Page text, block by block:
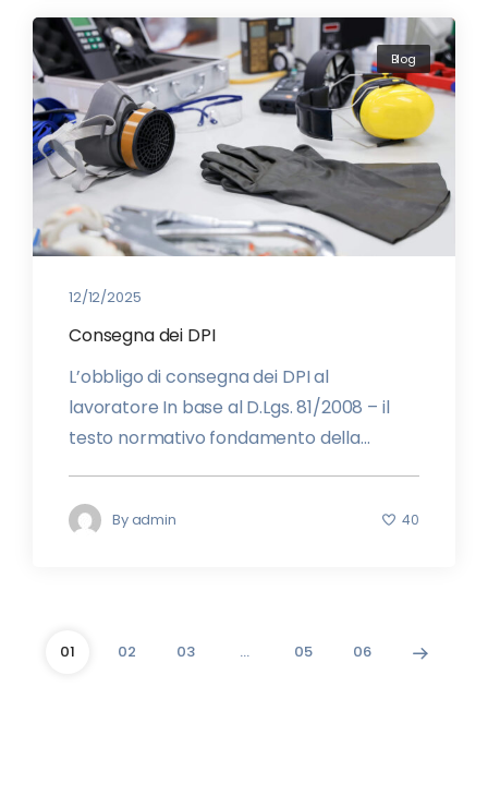
Blog
12/12/2025
Consegna dei DPI
L’obbligo di consegna dei DPI al
lavoratore In base al D.Lgs. 81/2008 – il
testo normativo fondamento della...
Byadmin 40
01 02 03 … 05 06